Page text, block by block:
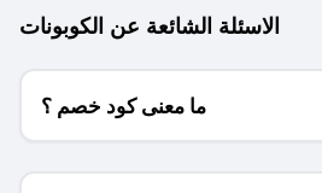
الاسئلة الشائعة عن الكوبونات
ما معنى كود خصم ؟